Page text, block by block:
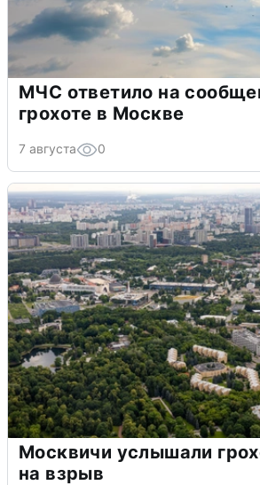
МЧС ответило на
грохоте в Москве
7 августа 0
Москвичи услышали
на взрыв